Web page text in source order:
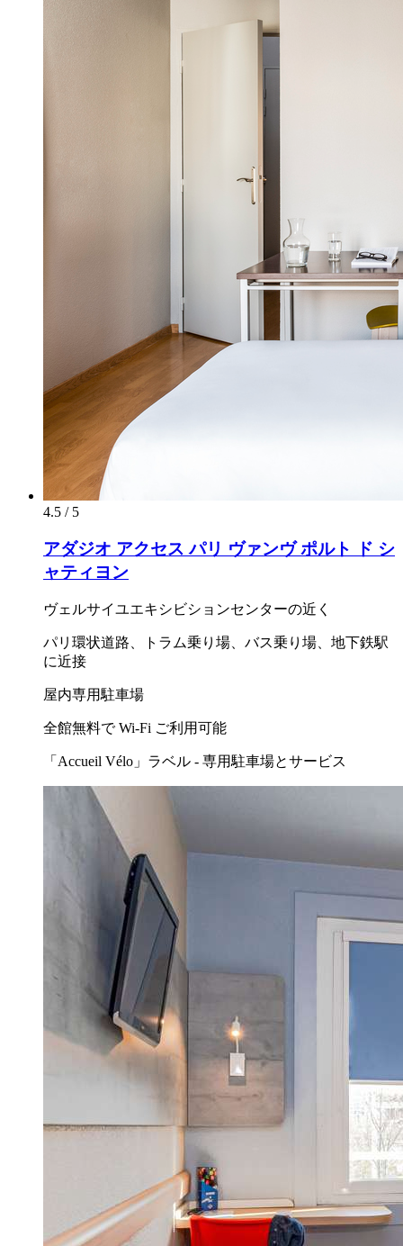
4.5 / 5
アダジオ アクセス パリ ヴァンヴ ポルト ド シ
ャティヨン
ヴェルサイユエキシビションセンターの近く
パリ環状道路、トラム乗り場、バス乗り場、地下鉄駅
に近接
屋内専用駐車場
全館無料で Wi-Fi ご利用可能
「Accueil Vélo」ラベル - 専用駐車場とサービス